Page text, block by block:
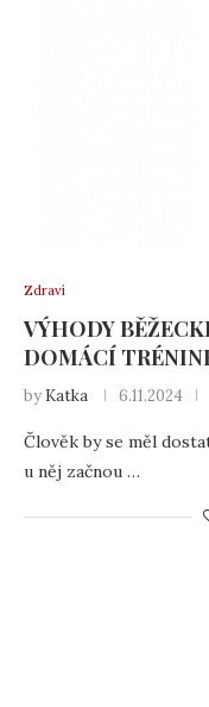
Zdraví
VÝHODY
DOMÁCÍ
by Katka 6.11.2024
Člověk by se měl
u něj začnou …